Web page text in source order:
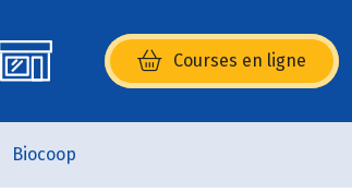
Courses en ligne
(s’ouvre dans une nouvelle
Biocoop